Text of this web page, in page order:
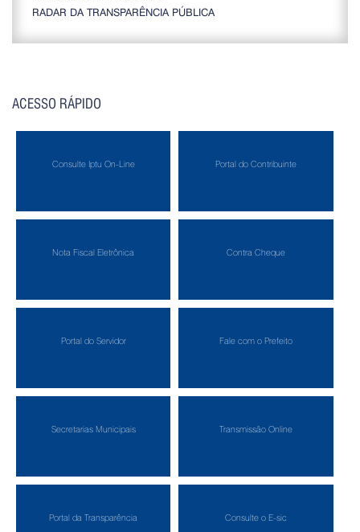
RADAR DA TRANSPARÊNCIA PÚBLICA
ACESSO RÁPIDO
Consulte Iptu On-Line Portal do Contribuinte
Nota Fiscal Eletrônica Contra Cheque
Portal do Servidor Fale com o Prefeito
Secretarias Municipais Transmissão Online
Portal da Transparência Consulte o E-sic